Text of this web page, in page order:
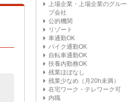
上場企業・上場企業のグルー
プ会社
公的機関
リゾート
車通勤OK
バイク通勤OK
自転車通勤OK
扶養内勤務OK
残業ほぼなし
残業少なめ（月20h未満）
在宅ワーク・テレワーク可
内職